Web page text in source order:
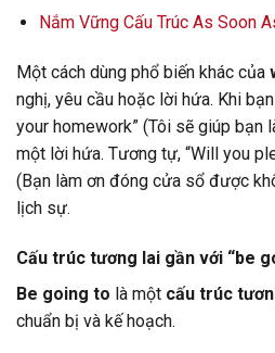
Nắm Vững Cấu Trúc As Soon
Một cách dùng phổ biến khác của
nghị, yêu cầu hoặc lời hứa. Khi
your homework” (Tôi sẽ giúp bạn
một lời hứa. Tương tự, “Will you
(Bạn làm ơn đóng cửa sổ được
lịch sự.
Cấu trúc tương lai gần với “be
Be going to là một cấu trúc
chuẩn bị và kế hoạch.